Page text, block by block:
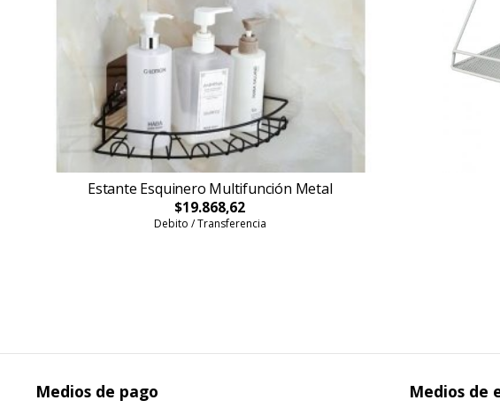
Estante Esquinero Multifunción Metal
$19.868,62
Debito / Transferencia
Medios de pago Medios de